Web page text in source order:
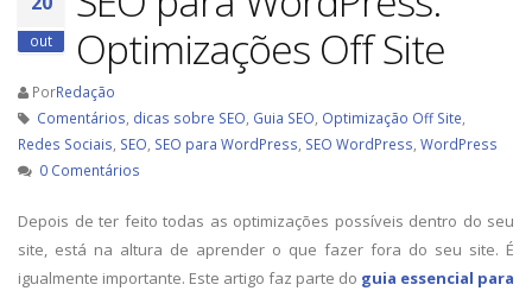
out
Optimizações Off Site
PorRedação
Comentários, dicas sobre SEO, Guia SEO, Optimização Off Site,
Redes Sociais, SEO, SEO para WordPress, SEO WordPress, WordPress
0 Comentários
Depois de ter feito todas as optimizações possíveis dentro do seu
site, está na altura de aprender o que fazer fora do seu site. É
igualmente importante. Este artigo faz parte do guia essencial para